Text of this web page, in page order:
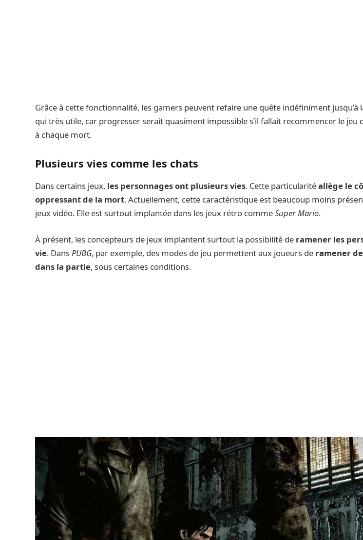
Grâce à cette fonctionnalité, les gamers peuvent refaire une quête indéfiniment jusqu’à
qui très utile, car progresser serait quasiment impossible s’il fallait recommencer le jeu
à chaque mort.
Plusieurs vies comme les chats
Dans certains jeux, les personnages ont plusieurs vies. Cette particularitéallège le
oppressant de la mort. Actuellement, cette caractéristique est beaucoup moins
jeux vidéo. Elle est surtout implantée dans les jeux rétro commeSuper Mario.
À présent, les concepteurs de jeux implantent surtout la possibilité de ramener les
vie. DansPUBG, par exemple, des modes de jeu permettent aux joueurs de ramener
dans la partie, sous certaines conditions.